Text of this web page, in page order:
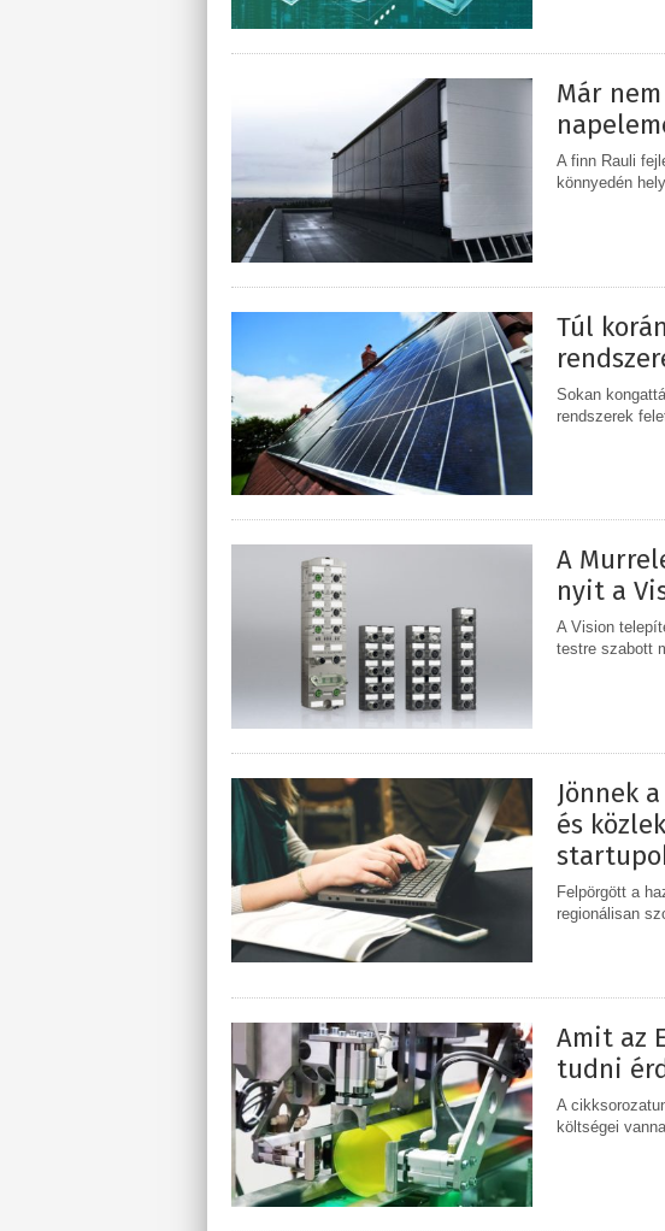
Már
A finn Rauli
könnyedén
Túl
Sokan
rendszerek
A
nyit a
A Vision
testre szabott
Jönnek
és
Felpörgött a
regionálisan
Amit az
tudni
A
költségei